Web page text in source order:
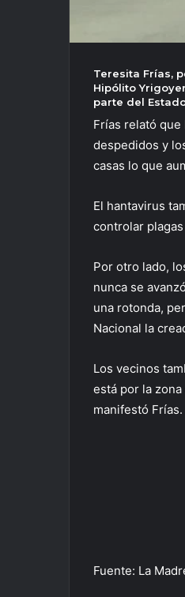
Teresita Frías,
Hipólito
parte del
Frías relató
despedidos y
casas lo que
El hantavirus
controlar
Por otro lado,
nunca se
una rotonda,
Nacional la
Los vecinos
está por la
manifestó Frías.
Fuente: La